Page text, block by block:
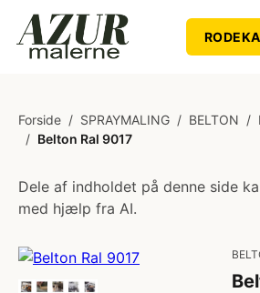
Forside / SPRAYMALING / BELTON /
/ Belton Ral 9017
Dele af indholdet på denne side
med hjælp fra AI.